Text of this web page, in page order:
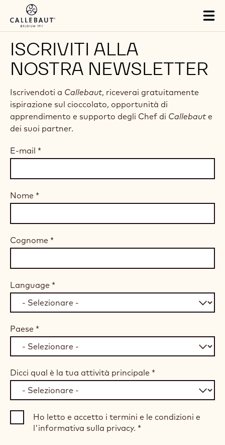
Skip to main content
ISCRIVITI ALLA
NOSTRA NEWSLETTER
Iscrivendoti a Callebaut, riceverai gratuitamente
ispirazione sul cioccolato, opportunità di
apprendimento e supporto degli Chef di Callebaut e
dei suoi partner.
E-mail *
Nome *
Cognome *
Language *
Paese *
Dicci qual è la tua attività principale *
Ho letto e accetto i termini e le condizioni e
l'informativa sulla privacy. *